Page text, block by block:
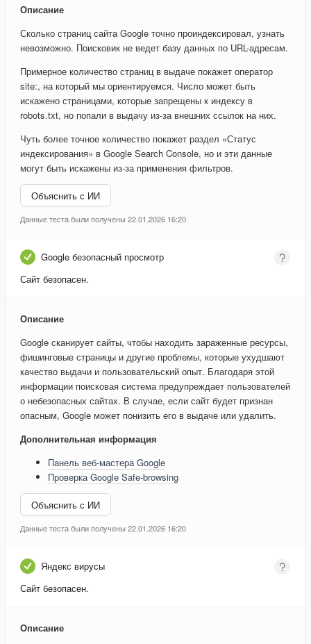
Описание
Сколько страниц сайта Google точно проиндексировал, узнать
невозможно. Поисковик не ведет базу данных по URL-адресам.
Примерное количество страниц в выдаче покажет оператор
site:, на который мы ориентируемся. Число может быть
искажено страницами, которые запрещены к индексу в
robots.txt, но попали в выдачу из-за внешних ссылок на них.
Чуть более точное количество покажет раздел «Статус
индексирования» в Google Search Console, но и эти данные
могут быть искажены из-за применения фильтров.
Объяснить с ИИ
Данные теста были получены 22.01.2026 16:20
Google безопасный просмотр
Сайт безопасен.
Описание
Google сканирует сайты, чтобы находить зараженные ресурсы,
фишинговые страницы и другие проблемы, которые ухудшают
качество выдачи и пользовательский опыт. Благодаря этой
информации поисковая система предупреждает пользователей
о небезопасных сайтах. В случае, если сайт будет признан
опасным, Google может понизить его в выдаче или удалить.
Дополнительная информация
Панель веб-мастера Google
Проверка Google Safe-browsing
Объяснить с ИИ
Данные теста были получены 22.01.2026 16:20
Яндекс вирусы
Сайт безопасен.
Описание